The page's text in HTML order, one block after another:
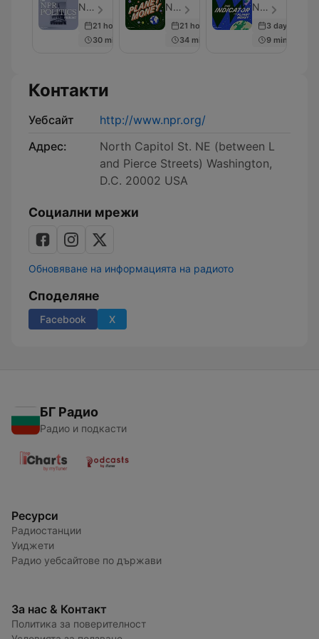
Politics
Podcast
NPR - Епизод 1755
21 hours ago
30 min
NPR - Епизод 357
21 hours ago
34 min
from
Planet
Money
NPR - Епизод 302
3 days ago
9 min
Контакти
Уебсайт
http://www.npr.org/
Адрес:
North Capitol St. NE (between L
and Pierce Streets) Washington,
D.C. 20002 USA
Социални мрежи
Обновяване на информацията на радиото
Споделяне
Facebook X
БГ Радио
Радио и подкасти
Ресурси
Радиостанции
Уиджети
Радио уебсайтове по държави
За нас & Контакт
Политика за поверителност